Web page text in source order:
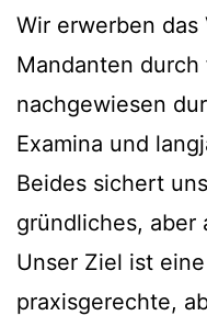
Wir erwerben
Mandanten
nachgewiesen
Examina und
Beides sichert
gründliches, aber
Unser Ziel ist
praxisgerechte,